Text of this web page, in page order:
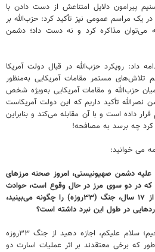
پیرامون دلایل امتناعش از دست دادن با
در یک مراسم عمومی نیز تأکید کرد: حزب‌الله بر
می‌توان مذاکره کرد و نه دست داد؛ دشمن
داد: رویکرد حزب‌الله در قبال دولت آمریکا
تلاش‌های مستمر مقامات آمریکایی به‌منظور
میان حزب‌الله و مقامات آمریکایی به‌ویژه شخص
تأکید داریم که این دولت آمریکاست
داده است و با آن مقابله می‌کند و بنابراین
کرد چه برسد به مصافحه!
می خوانید:
سالگرد جنگ (۳۳روزه) علیه دشمن صهیونیستی، امروز صحنه مرزهای
که در دو سوی مرز در حال وقوع است، حوادث
جدیدی را رقم می‌زند، امروز پس از ۱۷ سال، جنگ (۳۳روزه) را چگونه می‌بینید،
در طول این نبرد داشته است؟
وفیق صفا: بسم اللّه الرّحمن الرّحیم؛ سلام علیکم، اجازه دهید از جنگ ۳۳روزه
که برخی معتقدند بر اثر عملیات اسارت دو